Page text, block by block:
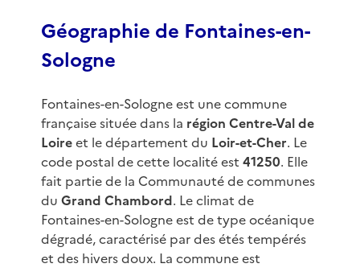
Géographie de Fontaines-en-
Sologne
Fontaines-en-Sologne est une commune
française située dans la région Centre-Val de
Loireet le département du Loir-et-Cher. Le
code postal de cette localité est 41250. Elle
fait partie de la Communauté de communes
du Grand Chambord. Le climat de
Fontaines-en-Sologne est de type océanique
dégradé, caractérisé par des étés tempérés
et des hivers doux. La commune est